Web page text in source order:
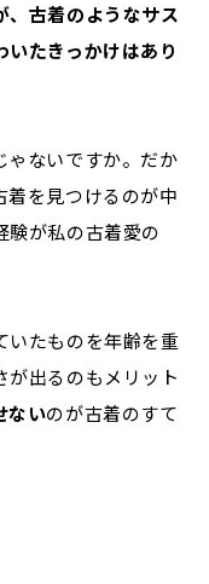
、古着のようなサス
たきっかけはあり
ゃないですか。だか
着を見つけるのが中
験が私の古着愛の
いたものを年齢を重
出るのもメリット
ないのが古着のすて